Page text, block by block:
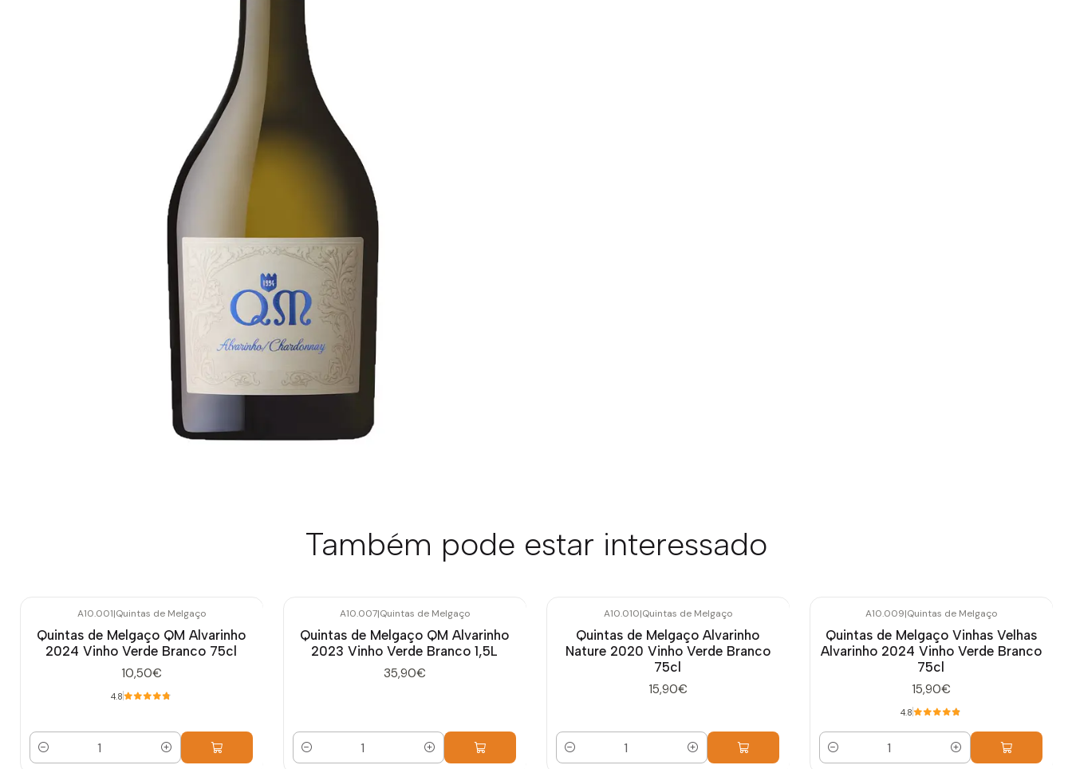
Também pode estar interessado
A10.001|Quintas de Melgaço
Quintas de Melgaço QM Alvarinho
2024 Vinho Verde Branco 75cl
10,50€
4.8
Quantidade
A10.007|Quintas de Melgaço
Quintas de Melgaço QM Alvarinho
2023 Vinho Verde Branco 1,5L
35,90€
Quantidade
A10.010|Quintas de Melgaço
Quintas de Melgaço Alvarinho
Nature 2020 Vinho Verde Branco
75cl
15,90€
Quantidade
A10.009|Quintas de Melgaço
Quintas de Melgaço Vinhas Velhas
Alvarinho 2024 Vinho Verde Branco
75cl
15,90€
4.8
Quantidade